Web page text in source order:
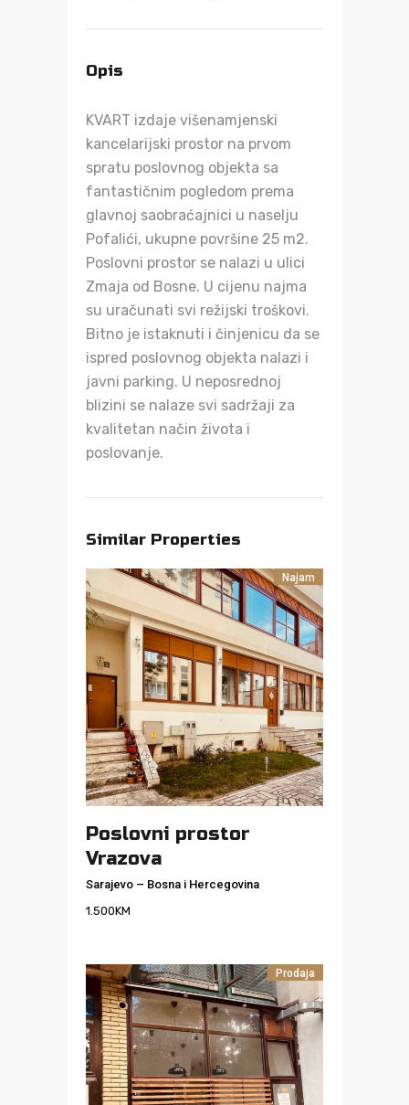
Opis
KVART izdaje višenamjenski
kancelarijski prostor na prvom
spratu poslovnog objekta sa
fantastičnim pogledom prema
glavnoj saobraćajnici u naselju
Pofalići, ukupne površine 25 m2.
Poslovni prostor se nalazi u ulici
Zmaja od Bosne. U cijenu najma
su uračunati svi režijski troškovi.
Bitno je istaknuti i činjenicu da se
ispred poslovnog objekta nalazi i
javni parking. U neposrednoj
blizini se nalaze svi sadržaji za
kvalitetan način života i
poslovanje.
Similar Properties
Najam
Poslovni prostor
Vrazova
Sarajevo – Bosna i Hercegovina
1.500KM
Prodaja